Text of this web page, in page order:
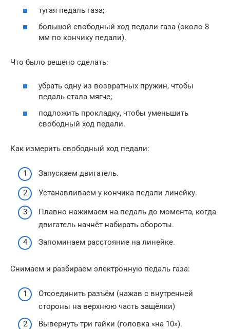
тугая педаль газа;
большой свободный ход педали газа (около 8
мм по кончику педали).
Что было решено сделать:
убрать одну из возвратных пружин, чтобы
педаль стала мягче;
подложить прокладку, чтобы уменьшить
свободный ход педали.
Как измерить свободный ход педали:
Запускаем двигатель.
Устанавливаем у кончика педали линейку.
Плавно нажимаем на педаль до момента, когда
двигатель начнёт набирать обороты.
Запоминаем расстояние на линейке.
Снимаем и разбираем электронную педаль газа:
Отсоединить разъём (нажав с внутренней
стороны на верхнюю часть защёлки)
Вывернуть три гайки (головка «на 10»).